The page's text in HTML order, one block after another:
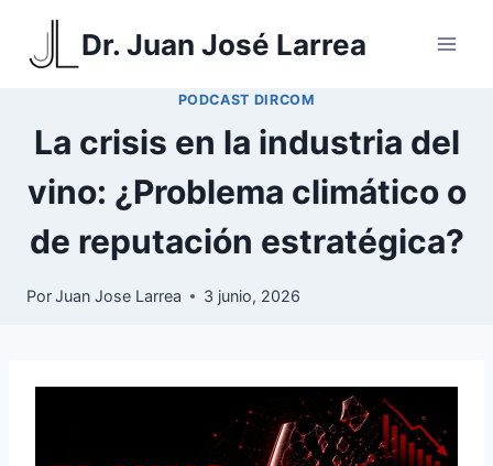
Saltar
Dr. Juan José Larrea
PODCAST DIRCOM
La crisis en la industria del
vino: ¿Problema climático o
de reputación estratégica?
PorJuan Jose Larrea 3 junio, 2026